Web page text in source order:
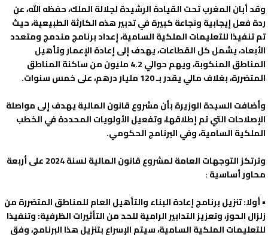
وقد أبان المغرب تحت القيادة الرشيدة لجلالة الملك، حفظه الله، عن
ردة فعل إيجابية ونجاعة كبيرة في تدبير هذه الكارثة الطبيعية، حيث
تم تنفيذا للتعليمات الملكية السامية، إعداد برنامج مندمج ومتعدد
الأبعاد، يشمل كل القطاعات، يهدف إلى إعادة الإعمار وتأهيل
المناطق المنكوبة، ويهم حوالي 4.2 مليون من ساكنة المناطق
المتضررة، بغلاف مالي يقدر بـ 120 مليار درهم، على خمس سنوات.
وأضافت السيدة الوزيرة بأن مشروع قانون المالية يهدف إلى مواصلة
الإصلاحات التي تم إطلاقها، وتفعيل الأولويات المحددة في الخطب
الملكية السامية، وفي البرنامج الحكومي.
وترتكز التوجهات العامة لمشروع قانون المالية لسنة 2024 على أربعة
محاور أساسية :
• أولا: تنزيل برنامج إعادة البناء والتأهيل العام للمناطق المتضررة من
زلزال الحوز، وتعزيز التدابير الرامية للحد من التأثيرات الظرفية: وتنفيذا
للتعليمات الملكية السامية، سيتم الإسراع بتنزيل هذا البرنامج، وفق